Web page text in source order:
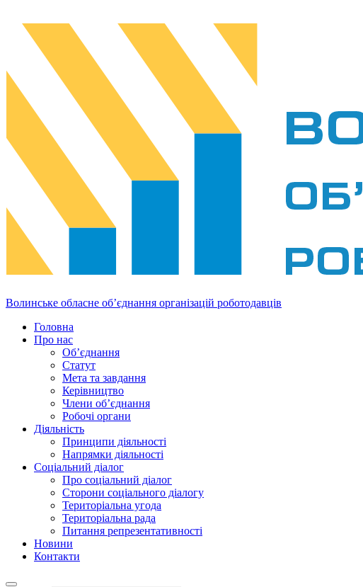
Волинське обласне об’єднання організацій роботодавців
Головна
Про нас
Об’єднання
Статут
Мета та завдання
Керівництво
Члени об’єднання
Робочі органи
Діяльність
Принципи діяльності
Напрямки діяльності
Соціальний діалог
Про соціальний діалог
Сторони соціального діалогу
Територіальна угода
Територіальна рада
Питання репрезентативності
Новини
Контакти